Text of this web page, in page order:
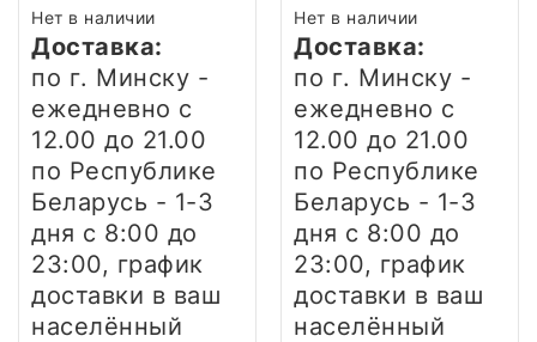
Нет в наличии
Доставка:
по г. Минску -
ежедневно с
12.00 до 21.00
по Республике
Беларусь - 1-3
дня с 8:00 до
23:00, график
доставки в ваш
населённый
Нет в наличии
Доставка:
по г. Минску -
ежедневно с
12.00 до 21.00
по Республике
Беларусь - 1-3
дня с 8:00 до
23:00, график
доставки в ваш
населённый